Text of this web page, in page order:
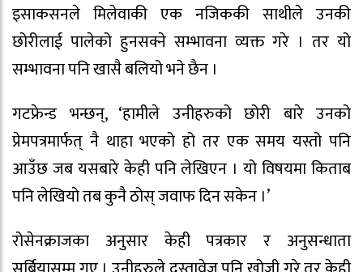
इसाकसनले मिलेवाकी एक नजिककी साथीले उनकी
छोरीलाई पालेको हुनसक्ने सम्भावना व्यक्त गरे । तर यो
सम्भावना पनि खासै बलियो भने छैन ।
गटफ्रेन्ड भन्छन्, ‘हामीले उनीहरुको छोरी बारे उनको
प्रेमपत्रमार्फत् नै थाहा भएको हो तर एक समय यस्तो पनि
आउँछ जब यसबारे केही पनि लेखिएन । यो विषयमा किताब
पनि लेखियो तब कुनै ठोस् जवाफ दिन सकेन ।’
रोसेनक्राजका अनुसार केही पत्रकार र अनुसन्धाता